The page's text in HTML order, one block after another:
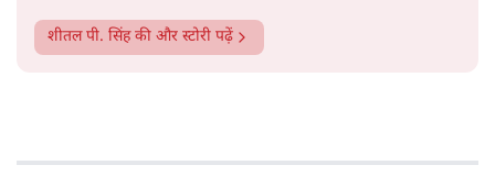
शीतल पी. सिंहकी और स्टोरी पढ़ें